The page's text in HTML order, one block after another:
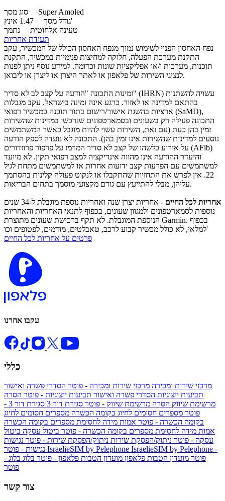
סוג מסך Super Amoled
גודל מסך1.47 אינץ'
טעינה אלחוטית נתמך
תעודת אחריות
נפח האחסון הפנוי לשימוש נמוך מנפח האחסון הכולל של המכשיר, עקב
התקנת מערכת הפעלה, חלוקה למחיצות פנימיות במכשיר, התקנת
תוכנות, מערכות ו/או אפליקציות שונות וכדומה. למידע נוסף ניתן לפנות
לנציגי השירות של פלאפון או לאתר היצרן או ליצרן או ליבואן.
זמינות התכונה "הודעה על קצב לב לא סדיר" (IHRN) עשויה להשתנות
בהתאם למדינה או לאזור. כרגע אינה זמינה בישראל. עקב מגבלות
ארציות בהשגת אישור/רישום בתור תוכנה כמכשיר רפואי (SaMD),
התכונה פעילה רק בשעונים ובסמארטפונים שנרכשו במדינות שהשירות
זמין בהן כעת (עם זאת, השירות עשוי להיות מוגבל כאשר המשתמשים
נוסעים למדינות שהשירות אינו זמין בהן). התכונה לא נועדה לספק הודעה
על אירוע כלשהו של קצב לא סדיר המרמז על פרפור פרוזדורים (AFib)
והיעדר ההודעה אינו מהווה אינדיקציה למצב רפואי תקין. לא מיועד
למשתמשים עם הפרעות קצב ידועות אחרות או למשתמשים מתחת לגיל
22. אין לפרש את התחזיות שהתקבלו או לנקוט פעולה קלינית בהסתמך
עליהן, מבלי להתייעץ עם גורם מקצועי מוסמך בתחום הבריאות.
אחריות לכל החיים
- אחריות יצרן שנה ואחריות נוספת מוגבלת ל-34 שנים
נוספות לסמארטפונים ולמגוון שעונים, בכפוף לתנאי האחריות והאחריות
הנוספת המוגבלת. לא תקף ברכישת שעונים מתוצרת Garmin. בכפוף
למלאי, לא כולל מכשיר קבוע לרכב, טאבלטים, מודמים, לפטופים וכו'
פרטים על אחריות לכל החיים
עקבו אחרנו
כללי
מרכזי שירות ומכירה מרכזי שירות ומכירה - פוטר הסדרי פשרה ואישור
תביעות ייצוגיות הסדרי פשרה ואישור תביעות ייצוגיות - פוטר הסרה
מרשימת שיווק הסרה מרשימת שיווק - פוטר סגירת דור 3
סגירת דור 3 -
פוטר מספרים חסומים לחיוג בקומה הכשרה מספרים חסומים לחיוג
בקומה הכשרה - פוטר אמות מידה לחסימת מספרים בקומה הכשרה
אמות מידה לחסימת מספרים בקומה הכשרה - פוטר ביטול עסקה ביטול
עסקה - פוטר ניתוק/הפסקת שירות ניתוק/הפסקת שירות - פוטר נגישות
IsraelieSIM by Pelephone IsraelieSIM by Pelephone -
פוטר מועדון הטבות פלאפון מועדון הטבות פלאפון - פוטר בלוג בלוג -
פוטר
צור קשר